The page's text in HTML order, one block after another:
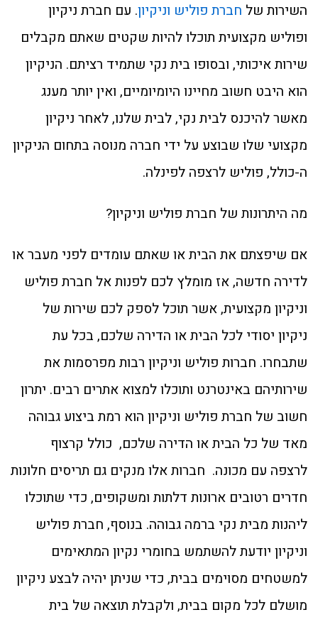
השירות של חברת פוליש וניקיון. עם חברת ניקיון
ופוליש מקצועית תוכלו להיות שקטים שאתם מקבלים
שירות איכותי, ובסופו בית נקי שתמיד רציתם. הניקיון
הוא היבט חשוב מחיינו היומיומיים, ואין יותר מענג
מאשר להיכנס לבית נקי, לבית שלנו, לאחר ניקיון
מקצועי שלו שבוצע על ידי חברה מנוסה בתחום הניקיון
ה-כולל, פוליש לרצפה לפינלה.
מה היתרונות של חברת פוליש וניקיון?
אם שיפצתם את הבית או שאתם עומדים לפני מעבר או
לדירה חדשה, אז מומלץ לכם לפנות אל חברת פוליש
וניקיון מקצועית, אשר תוכל לספק לכם שירות של
ניקיון יסודי לכל הבית או הדירה שלכם, בכל עת
שתבחרו. חברות פוליש וניקיון רבות מפרסמות את
שירותיהם באינטרנט ותוכלו למצוא אתרים רבים. יתרון
חשוב של חברת פוליש וניקיון הוא רמת ביצוע גבוהה
מאד של כל הבית או הדירה שלכם, כולל קרצוף
לרצפה עם מכונה. חברות אלו מנקים גם תריסים חלונות
חדרים רטובים ארונות דלתות ומשקופים, כדי שתוכלו
ליהנות מבית נקי ברמה גבוהה. בנוסף, חברת פוליש
וניקיון יודעת להשתמש בחומרי נקיון המתאימים
למשטחים מסוימים בבית, כדי שניתן יהיה לבצע ניקיון
מושלם לכל מקום בבית, ולקבלת תוצאה של בית